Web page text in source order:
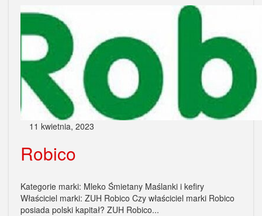
11 kwietnia, 2023
Robico
Kategorie marki: Mleko Śmietany Maślanki i kefiry
Właściciel marki: ZUH Robico Czy właściciel marki Robico
posiada polski kapitał? ZUH Robico...